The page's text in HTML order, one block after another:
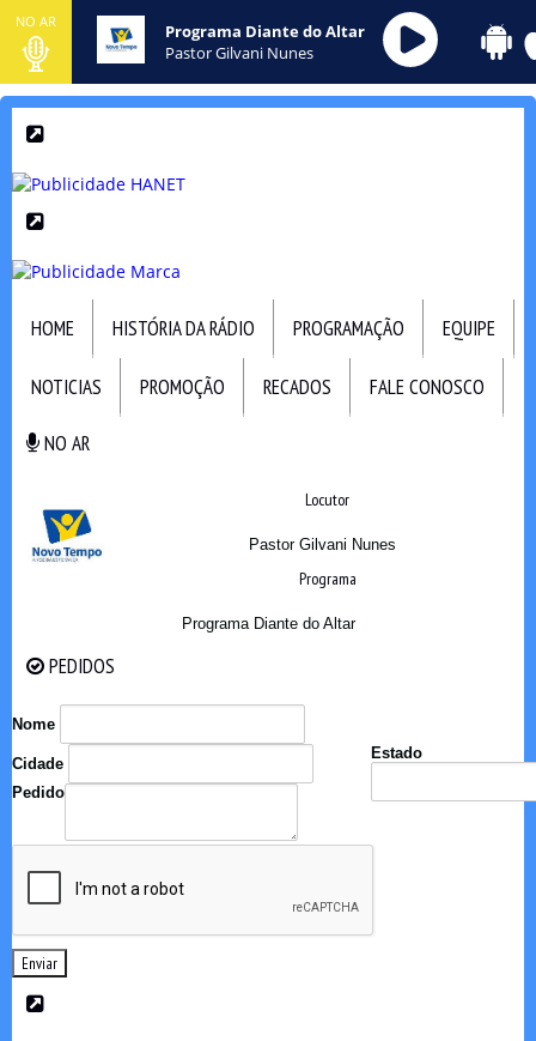
NO AR
Programa Diante do Altar
Pastor Gilvani Nunes
HOME HISTÓRIA DA RÁDIO PROGRAMAÇÃO EQUIPE
NOTICIAS PROMOÇÃO RECADOS FALE CONOSCO
NO AR
Locutor
Pastor Gilvani Nunes
Programa
Programa Diante do Altar
PEDIDOS
Nome
Cidade
Estado
Pedido
Enviar